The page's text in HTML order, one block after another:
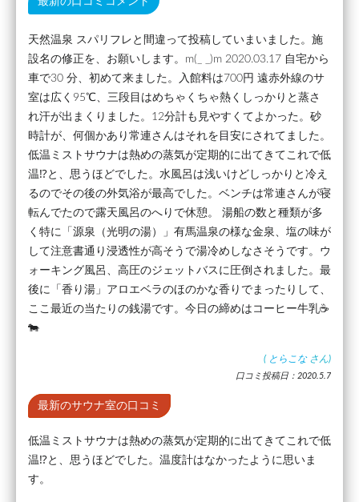
天然温泉 スパリフレと間違って投稿していまいました。施
設名の修正を、お願いします。m(_ _)m 2020.03.17 自宅から
車で30 分、初めて来ました。入館料は700円 遠赤外線のサ
室は広く95℃、三段目はめちゃくちゃ熱くしっかりと蒸さ
れ汗が出まくりました。12分計も見やすくてよかった。砂
時計が、何個かあり常連さんはそれを目安にされてました。
低温ミストサウナは熱めの蒸気が定期的に出てきてこれで低
温⁉︎と、思うほどでした。水風呂は浅いけどしっかりと冷え
るのでその後の外気浴が最高でした。ベンチは常連さんが寝
転んでたので露天風呂のへりで休憩。 湯船の数と種類が多
く特に「源泉（光明の湯）」有馬温泉の様な金泉、塩の味が
して注意書通り浸透性が高そうで湯冷めしなさそうです。ウ
ォーキング風呂、高圧のジェットバスに圧倒されました。最
後に「香り湯」アロエベラのほのかな香りでまったりして、
ここ最近の当たりの銭湯です。今日の締めはコーヒー牛乳☕️
🐄
( とらこな さん)
口コミ投稿日：2020.5.7
最新のサウナ室の口コミ
低温ミストサウナは熱めの蒸気が定期的に出てきてこれで低
温⁉︎と、思うほどでした。温度計はなかったように思いま
す。